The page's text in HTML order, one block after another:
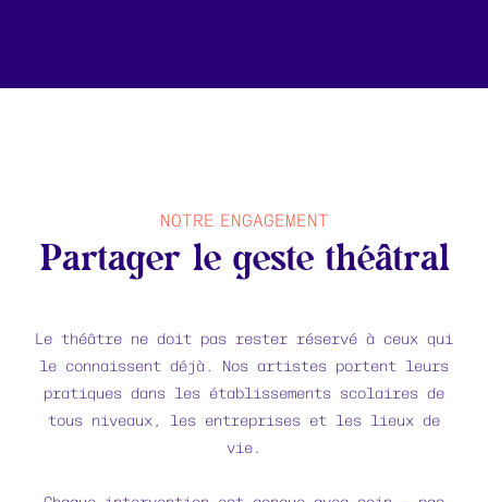
NOTRE ENGAGEMENT
Partager le geste théâtral
Le théâtre ne doit pas rester réservé à ceux qui
le connaissent déjà. Nos artistes portent leurs
pratiques dans les établissements scolaires de
tous niveaux, les entreprises et les lieux de
vie.